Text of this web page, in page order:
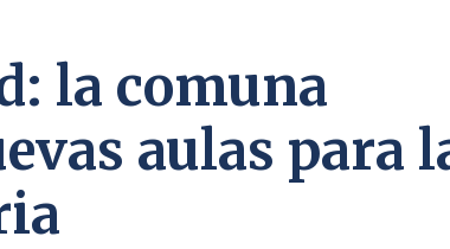
la comuna
aulas para